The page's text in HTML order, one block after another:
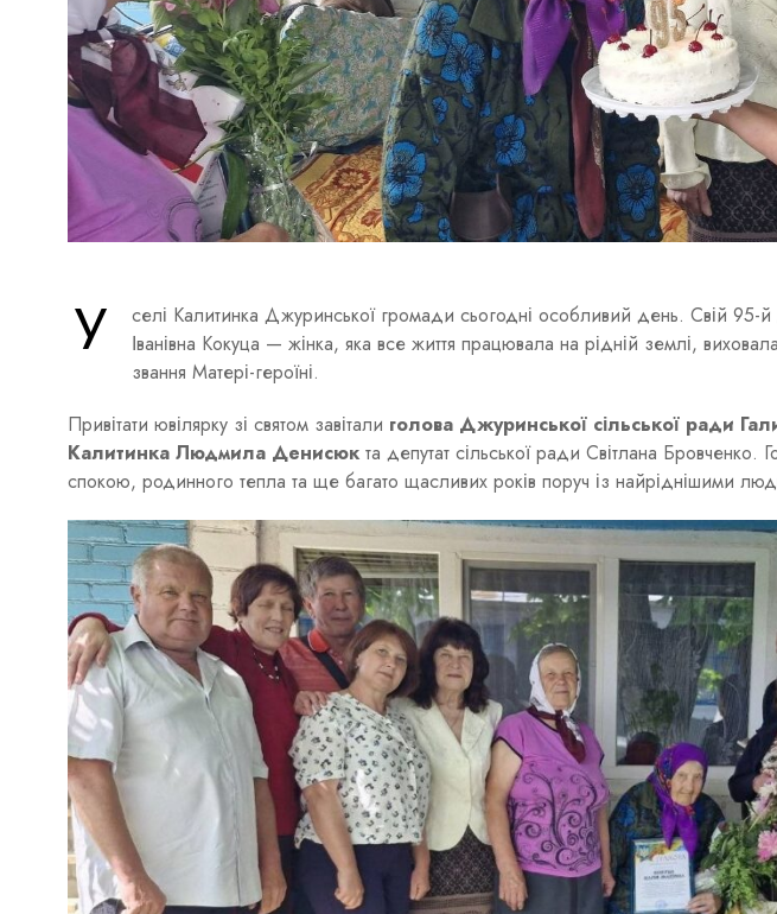
У
селі Калитинка Джуринської громади сьогодні особливий день. Свій 95-
Іванівна Кокуца — жінка, яка все життя працювала на рідній землі,
звання Матері-героїні.
Привітати ювілярку зі святом завітали голова Джуринської сільської ради
Калитинка Людмила Денисюк та депутат сільської ради Світлана Бровченко.
спокою, родинного тепла та ще багато щасливих років поруч із найріднішими